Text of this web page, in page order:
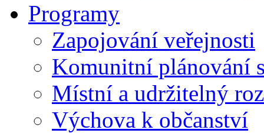
Programy
Zapojování veřejnosti
Komunitní plánování
Místní a udržitelný
Výchova k občanství